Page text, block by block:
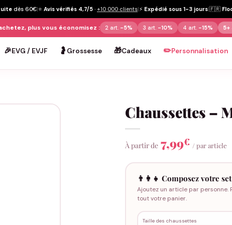
dès 60€|⭐ Avis vérifiés 4,7/5 · +10 000 clients|⚡ Expédié sous 1-3 jours|🇫🇷
plus vous économisez : 2 art. -5% 3 art. -10% 4 art. -15% 5+
🎉EVG / EVJF 🤰 Grossesse 🎁Cadeaux ✏️Personnalisation
Chaussettes –
À partir de 7,99€ / par article
👨‍👩‍👧 Composez votre set
Ajoutez un article par personne.
tout votre panier.
Taille des chaussettes